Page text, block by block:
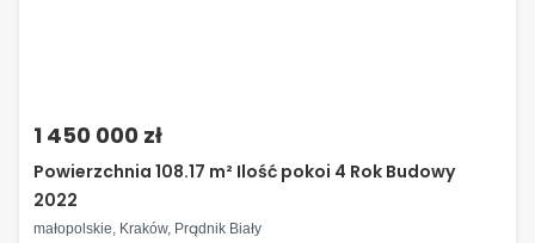
1 450 000 zł
Powierzchnia 108.17 m² Ilość pokoi 4 Rok Budowy
2022
małopolskie, Kraków, Prądnik Biały